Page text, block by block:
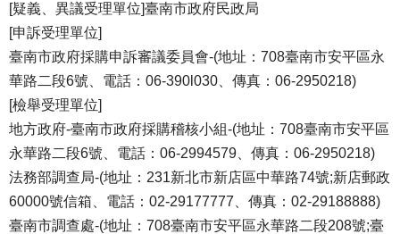
[疑義、異議受理單位]臺南市政府民政局
[申訴受理單位]
臺南市政府採購申訴審議委員會-(地址：708臺南市安平區永
華路二段6號、電話：06-390l030、傳真：06-2950218)
[檢舉受理單位]
地方政府-臺南市政府採購稽核小組-(地址：708臺南市安平區
永華路二段6號、電話：06-2994579、傳真：06-2950218)
法務部調查局-(地址：231新北市新店區中華路74號;新店郵政
60000號信箱、電話：02-29177777、傳真：02-29188888)
臺南市調查處-(地址：708臺南市安平區永華路二段208號;臺